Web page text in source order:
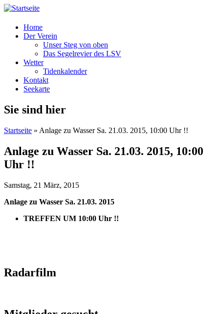
Home
Der Verein
Unser Steg von oben
Das Segelrevier des LSV
Wetter
Tidenkalender
Kontakt
Seekarte
Sie sind hier
Startseite » Anlage zu Wasser Sa. 21.03. 2015, 10:00 Uhr !!
Anlage zu Wasser Sa. 21.03. 2015, 10:00
Uhr !!
Samstag, 21 März, 2015
Anlage zu Wasser Sa. 21.03. 2015
TREFFEN UM 10:00 Uhr !!
Radarfilm